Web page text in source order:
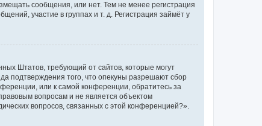
сообщения, или нет. Тем не менее регистрация
участие в группах и т. д. Регистрация займёт у
Штатов, требующий от сайтов, которые могут
подтверждения того, что опекуны разрешают сбор
или к самой конференции, обратитесь за
вопросам и не является объектом
вопросов, связанных с этой конференцией?».